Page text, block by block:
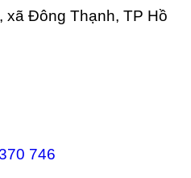
xã Đông Thạnh, TP Hồ
746